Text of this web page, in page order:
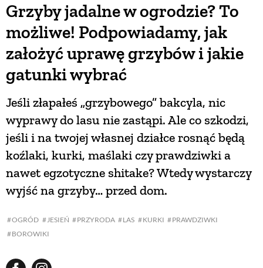
Grzyby jadalne w ogrodzie? To
możliwe! Podpowiadamy, jak
założyć uprawę grzybów i jakie
gatunki wybrać
OGRÓD JESIEŃ PRZYRODA LAS KURKI
PRAWDZIWKI
BOROWIKI
Jeśli złapałeś „grzybowego” bakcyla, nic
wyprawy do lasu nie zastąpi. Ale co szkodzi,
jeśli i na twojej własnej działce rosnąć będą
koźlaki, kurki, maślaki czy prawdziwki a
nawet egzotyczne shitake? Wtedy wystarczy
wyjść na grzyby… przed dom.